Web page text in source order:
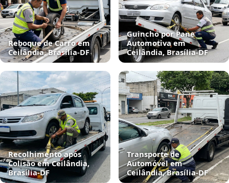
Reboque de Carro em
Ceilândia, Brasília‑DF
Guincho por Pane
Automotiva em
Ceilândia, Brasília‑DF
Recolhimento após
Colisão em Ceilândia,
Brasília‑DF
Transporte de
Automóvel em
Ceilândia, Brasília‑DF